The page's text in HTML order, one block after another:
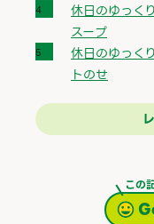
休日のゆっく
スープ
休日のゆっく
トのせ
この